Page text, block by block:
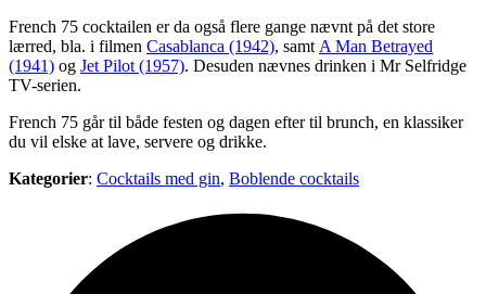
French 75 cocktailen er da også flere gange nævnt på det store
lærred, bla. i filmen Casablanca (1942), samt A Man Betrayed
(1941) og Jet Pilot (1957). Desuden nævnes drinken i Mr Selfridge
TV-serien.
French 75 går til både festen og dagen efter til brunch, en klassiker
du vil elske at lave, servere og drikke.
Kategorier: Cocktails med gin, Boblende cocktails